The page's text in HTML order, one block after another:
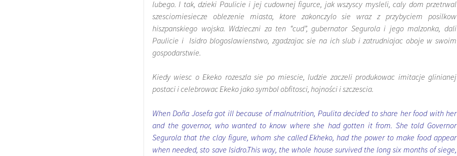
lubego. I tak, dzieki Paulicie i jej cudownej figurce, jak wszyscy mysleli, caly dom przetrwal
szesciomiesiecze oblezenie miasta, ktore zakonczylo sie wraz z przybyciem posilkow
hiszpanskiego wojska. Wdzieczni za ten “cud”, gubernator Segurola i jego malzonka, dali
Paulicie i Isidro blogoslawienstwo, zgadzajac sie na ich slub i zatrudniajac oboje w swoim
gospodarstwie.
Kiedy wiesc o Ekeko rozeszla sie po miescie, ludzie zaczeli produkowac imitacje glinianej
postaci i celebrowac Ekeko jako symbol obfitosci, hojności i szczescia.
When Doña Josefa got ill because of malnutrition, Paulita decided to share her food with her
and the governor, who wanted to know where she had gotten it from. She told Governor
Segurola that the clay figure, whom she called Ekheko, had the power to make food appear
when needed, sto save Isidro.This way, the whole house survived the long six months of siege,